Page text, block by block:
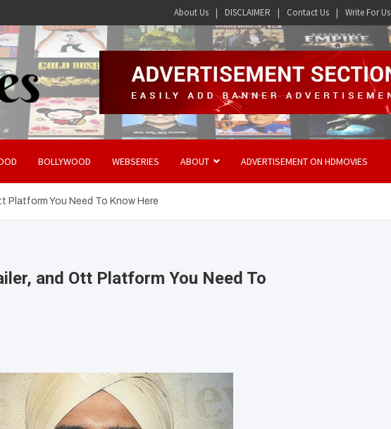
About Us DISCLAIMER Contact Us Write For Us
BOLLYWOOD WEBSERIES ABOUT ADVERTISEMENT ON HDMOVIES
Platform You Need To Know Here
and Ott Platform You Need To